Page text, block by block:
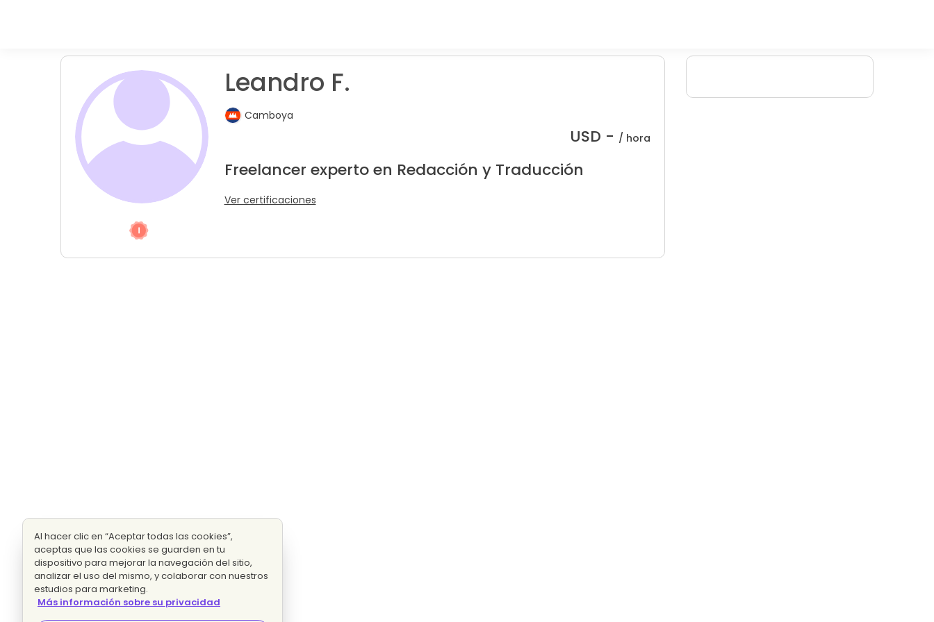
Leandro F.
Camboya
USD - / hora
Freelancer experto en Redacción y Traducción
Ver certificaciones
Al hacer clic en “Aceptar todas las cookies”,
aceptas que las cookies se guarden en tu
dispositivo para mejorar la navegación del sitio,
analizar el uso del mismo, y colaborar con nuestros
estudios para marketing.
Más información sobre su privacidad